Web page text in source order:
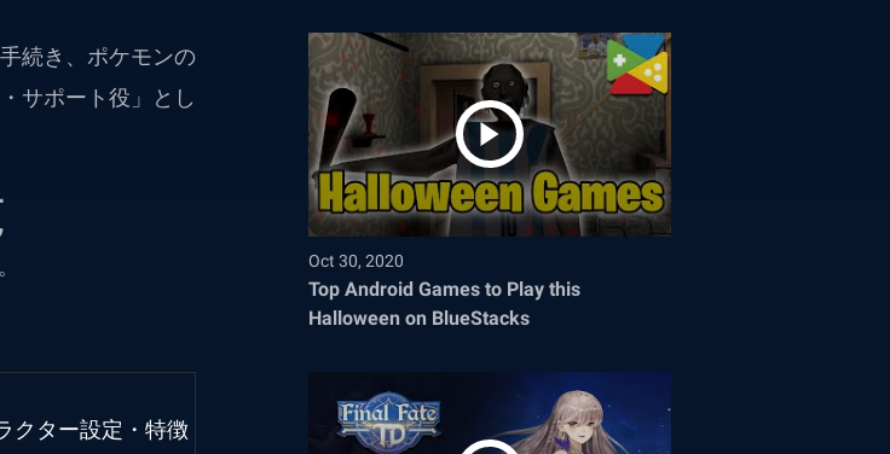
続き、ポケモンの
サポート役」とし
クター設定・特徴
Oct 30, 2020
Top Android Games to Play this
Halloween on BlueStacks